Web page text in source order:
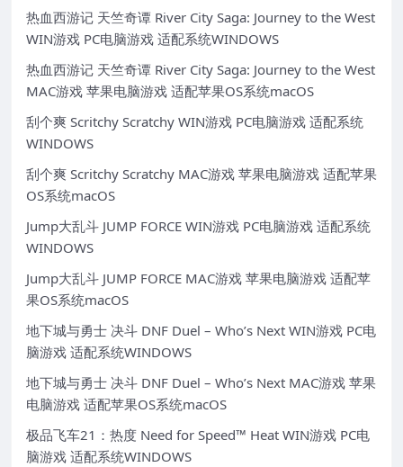
热血西游记 天竺奇谭 River City Saga: Journey to the West
WIN游戏 PC电脑游戏 适配系统WINDOWS
热血西游记 天竺奇谭 River City Saga: Journey to the West
MAC游戏 苹果电脑游戏 适配苹果OS系统macOS
刮个爽 Scritchy Scratchy WIN游戏 PC电脑游戏 适配系统
WINDOWS
刮个爽 Scritchy Scratchy MAC游戏 苹果电脑游戏 适配苹果
OS系统macOS
Jump大乱斗 JUMP FORCE WIN游戏 PC电脑游戏 适配系统
WINDOWS
Jump大乱斗 JUMP FORCE MAC游戏 苹果电脑游戏 适配苹
果OS系统macOS
地下城与勇士 决斗 DNF Duel – Who’s Next WIN游戏 PC电
脑游戏 适配系统WINDOWS
地下城与勇士 决斗 DNF Duel – Who’s Next MAC游戏 苹果
电脑游戏 适配苹果OS系统macOS
极品飞车21：热度 Need for Speed™ Heat WIN游戏 PC电
脑游戏 适配系统WINDOWS